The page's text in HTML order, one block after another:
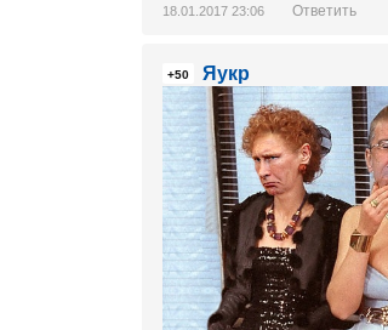
18.01.2017 23:06 Ответить
+50 Яукр